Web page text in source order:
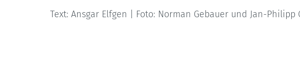
Text: Ansgar Elfgen | Foto: Norman Gebauer und Jan-Philipp